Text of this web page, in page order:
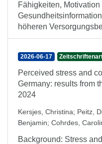
Fähigkeiten,
höheren
2026-06-17
Perceived stress and
Germany: results from
2024
Kersjes, Christina; Peitz,
Benjamin; Cohrdes,
Background: Stress